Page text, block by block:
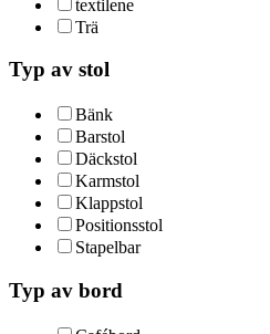
textilene
Trä
Typ av stol
Bänk
Barstol
Däckstol
Karmstol
Klappstol
Positionsstol
Stapelbar
Typ av bord